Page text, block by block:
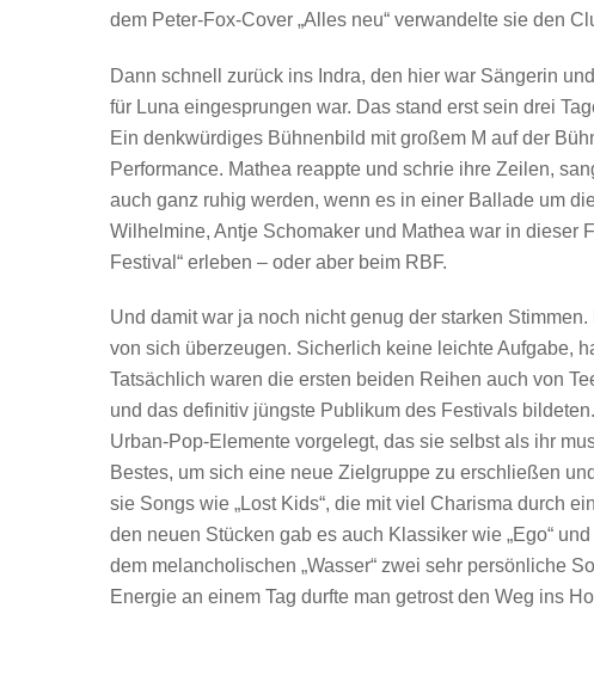
dem Peter-Fox-Cover „Alles neu“ verwandelte sie den
Dann schnell zurück ins Indra, den hier war Sängerin
für Luna eingesprungen war. Das stand erst sein drei
Ein denkwürdiges Bühnenbild mit großem M auf der
Performance. Mathea reappte und schrie ihre Zeilen,
auch ganz ruhig werden, wenn es in einer Ballade um
Wilhelmine, Antje Schomaker und Mathea war in dieser
Festival“ erleben – oder aber beim RBF.
Und damit war ja noch nicht genug der starken
von sich überzeugen. Sicherlich keine leichte Aufgabe,
Tatsächlich waren die ersten beiden Reihen auch von
und das definitiv jüngste Publikum des Festivals
Urban-Pop-Elemente vorgelegt, das sie selbst als ihr
Bestes, um sich eine neue Zielgruppe zu erschließen
sie Songs wie „Lost Kids“, die mit viel Charisma durch
den neuen Stücken gab es auch Klassiker wie „Ego“
dem melancholischen „Wasser“ zwei sehr persönliche
Energie an einem Tag durfte man getrost den Weg ins